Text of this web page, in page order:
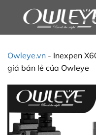
Owleye.vn - Inexpen
giá bán lẻ của Owleye